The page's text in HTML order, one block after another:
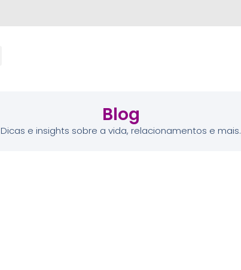
Blog
Dicas e insights sobre a vida, relacionamentos e mais.